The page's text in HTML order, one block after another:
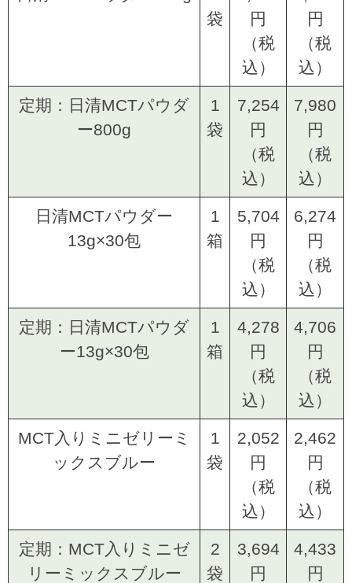
袋
円
（税
込）
円
（税
込）
定期：日清MCTパウダ
ー800g
1
袋
7,254
円
（税
込）
7,980
円
（税
込）
日清MCTパウダー
13g×30包
1
箱
5,704
円
（税
込）
6,274
円
（税
込）
定期：日清MCTパウダ
ー13g×30包
1
箱
4,278
円
（税
込）
4,706
円
（税
込）
MCT入りミニゼリーミ
ックスブルー
1
袋
2,052
円
（税
込）
2,462
円
（税
込）
定期：MCT入りミニゼ
リーミックスブルー
2
袋
3,694
円
4,433
円